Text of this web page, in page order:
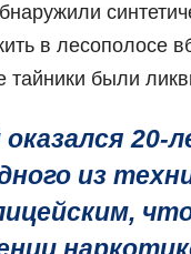
в лесополосе
тайники были
20-
из